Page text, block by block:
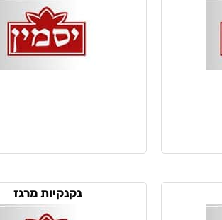
נקנקיות מרגז